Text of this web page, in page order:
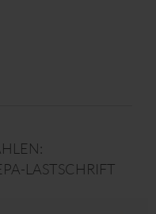
LASTSCHRIFT